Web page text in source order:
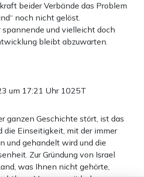
beider Verbände das Problem
noch nicht gelöst.
spannende und vielleicht doch
bleibt abzuwarten.
um 17:21 Uhr 1025T
ganzen Geschichte stört, ist das
die Einseitigkeit, mit der immer
und gehandelt wird und die
Zur Gründung von Israel
was Ihnen nicht gehörte,